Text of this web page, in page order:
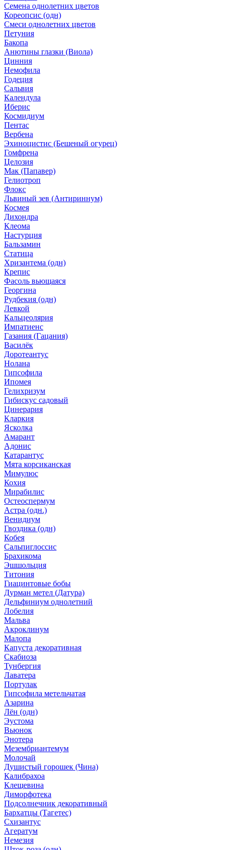
Семена однолетних цветов
Кореопсис (одн)
Смеси однолетних цветов
Петуния
Бакопа
Анютины глазки (Виола)
Цинния
Немофила
Годеция
Сальвия
Календула
Иберис
Космидиум
Пентас
Вербена
Эхиноцистис (Бешеный огурец)
Гомфрена
Целозия
Мак (Папавер)
Гелиотроп
Флокс
Львиный зев (Антириннум)
Космея
Дихондра
Клеома
Настурция
Бальзамин
Статица
Хризантема (одн)
Крепис
Фасоль вьющаяся
Георгина
Рудбекия (одн)
Левкой
Кальцеолярия
Импатиенс
Газания (Гацания)
Василёк
Доротеантус
Нолана
Гипсофила
Ипомея
Гелихризум
Гибискус садовый
Цинерария
Кларкия
Ясколка
Амарант
Адонис
Катарантус
Мята корсиканская
Мимулюс
Кохия
Мирабилис
Остеоспермум
Астра (одн.)
Венидиум
Гвоздика (одн)
Кобея
Сальпиглоссис
Брахикома
Эшшольция
Титония
Гиацинтовые бобы
Дурман метел (Датура)
Дельфиниум однолетний
Лобелия
Мальва
Акроклинум
Малопа
Капуста декоративная
Скабиоза
Тунбергия
Лаватера
Портулак
Гипсофила метельчатая
Азарина
Лён (одн)
Эустома
Вьюнок
Энотера
Мезембриантемум
Молочай
Душистый горошек (Чина)
Калибрахоа
Клещевина
Диморфотека
Подсолнечник декоративный
Бархатцы (Тагетес)
Схизантус
Агератум
Немезия